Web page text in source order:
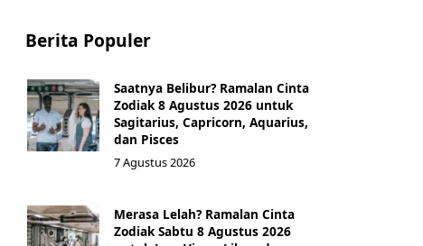
Berita Populer
Saatnya Belibur? Ramalan Cinta
Zodiak 8 Agustus 2026 untuk
Sagitarius, Capricorn, Aquarius,
dan Pisces
7 Agustus 2026
Merasa Lelah? Ramalan Cinta
Zodiak Sabtu 8 Agustus 2026